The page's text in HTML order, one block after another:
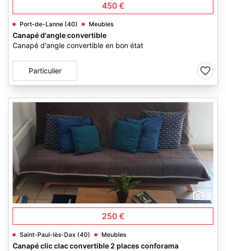
450 €
Port-de-Lanne (40) Meubles
Canapé d'angle convertible
Canapé d'angle convertible en bon état
Particulier
3
250 €
Saint-Paul-lès-Dax (40) Meubles
Canapé clic clac convertible 2 places conforama